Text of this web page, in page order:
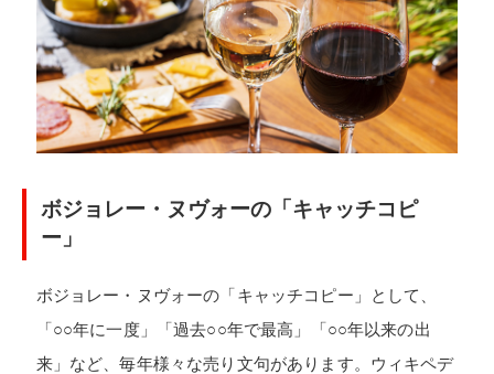
ボジョレー・ヌヴォーの「キャッチコピ
ー」
ボジョレー・ヌヴォーの「キャッチコピー」として、
「○○年に一度」「過去○○年で最高」「○○年以来の出
来」など、毎年様々な売り文句があります。ウィキペデ